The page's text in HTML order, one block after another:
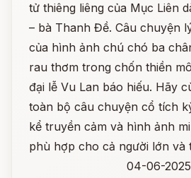
tử thiêng liêng của Mục Liên
– bà Thanh Đề. Câu chuyện
của hình ảnh chú chó ba
rau thơm trong chốn thiền
đại lễ Vu Lan báo hiếu. Hãy
toàn bộ câu chuyện cổ tích
kể truyền cảm và hình ảnh
phù hợp cho cả người lớn và
04-06-2025